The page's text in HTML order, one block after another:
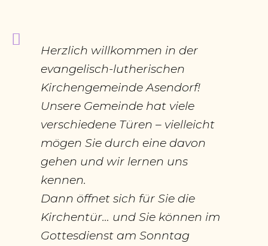
Herzlich willkommen in der
evangelisch-lutherischen
Kirchengemeinde Asendorf!
Unsere Gemeinde hat viele
verschiedene Türen – vielleicht
mögen Sie durch eine davon
gehen und wir lernen uns
kennen.
Dann öffnet sich für Sie die
Kirchentür… und Sie können im
Gottesdienst am Sonntag